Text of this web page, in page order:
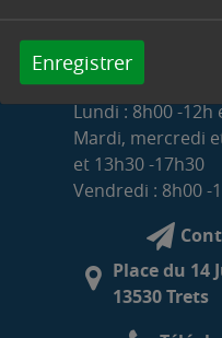
Enregistrer
HORAIRES
Lundi : 8h00 -12h
Mardi, mercredi
et 13h30 -17h30
Vendredi : 8h00 -
Place du 14
13530 Trets